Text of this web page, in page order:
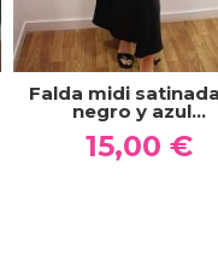
Falda midi
negro y azul...
15,00 €